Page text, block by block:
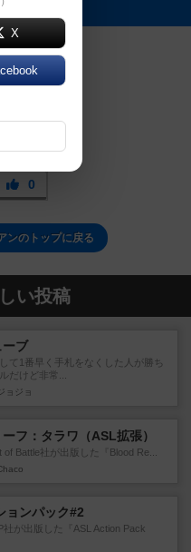
まつなが
0
ンのトップに戻る
い投稿
ーブ
て1番早く手札をなくした人が勝ち
だけど非常...
ョジョ
フ：タラワ（ASL拡張）
of Battle社が出版した『Blood Re...
ョンパック#2
社が出版した『ASL Action Pack
X